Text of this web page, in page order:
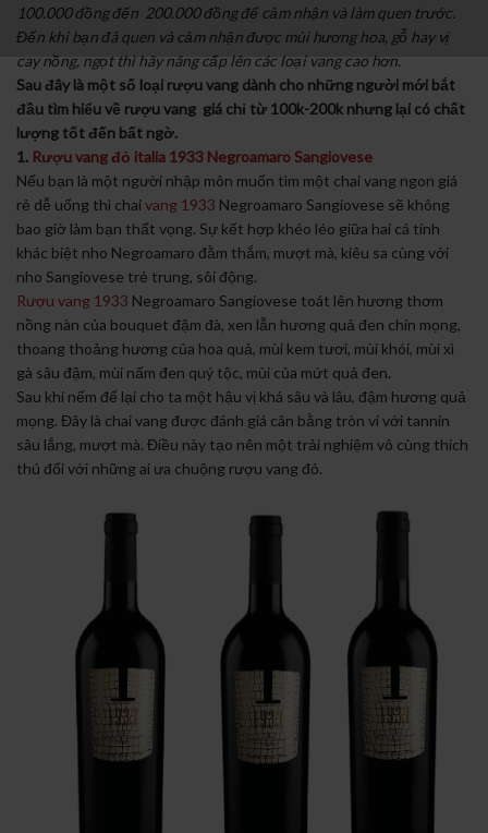
100.000 đồng đến 200.000 đồng để cảm nhận và làm quen trước.
Đến khi bạn đã quen và cảm nhận được mùi hương hoa, gỗ hay vị
cay nồng, ngọt thì hãy nâng cấp lên các loại vang cao hơn.
Sau đây là một số loại rượu vang dành cho những người mới bắt
đầu tìm hiểu về rượu vang giá chỉ từ 100k-200k nhưng lại có chất
lượng tốt đến bất ngờ.
1. Rượu vang đỏ italia 1933 Negroamaro Sangiovese
Nếu bạn là một người nhập môn muốn tìm một chai vang ngon giá
rẻ dễ uống thì chaivang 1933 Negroamaro Sangiovese sẽ không
bao giờ làm bạn thất vọng. Sự kết hợp khéo léo giữa hai cá tính
khác biệt nho Negroamaro đằm thắm, mượt mà, kiêu sa cùng với
nho Sangiovese trẻ trung, sôi động.
Rượu vang 1933 Negroamaro Sangiovese toát lên hương thơm
nồng nàn của bouquet đậm đà, xen lẫn hương quả đen chín mọng,
thoang thoảng hương của hoa quả, mùi kem tươi, mùi khói, mùi xì
gà sâu đậm, mùi nấm đen quý tộc, mùi của mứt quả đen.
Sau khi nếm để lại cho ta một hậu vị khá sâu và lâu, đậm hương quả
mọng. Đây là chai vang được đánh giá cân bằng tròn vi với tannin
sâu lắng, mượt mà. Điều này tạo nên một trải nghiệm vô cùng thích
thú đối với những ai ưa chuộng rượu vang đỏ.